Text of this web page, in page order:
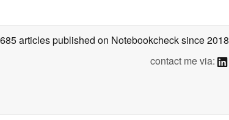
articles published on Notebookchecksince 2018
contact me via: